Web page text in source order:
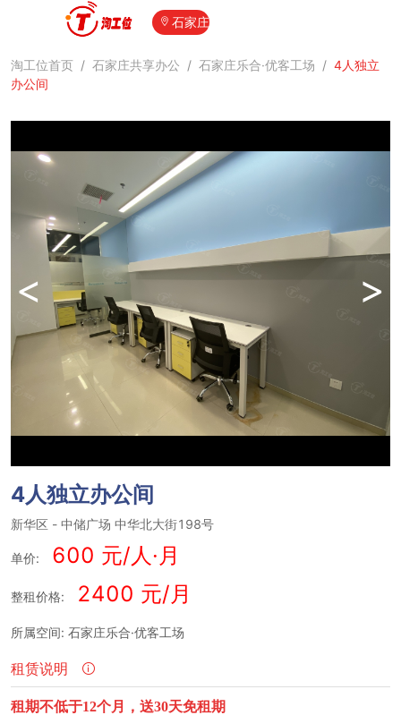
石家庄
淘工位首页 / 石家庄共享办公 / 石家庄乐合·优客工场 / 4人独立
办公间
< >
4人独立办公间
新华区 - 中储广场 中华北大街198号
单价: 600 元/人·月
整租价格: 2400 元/月
所属空间: 石家庄乐合·优客工场
租赁说明
租期不低于12个月，送30天免租期